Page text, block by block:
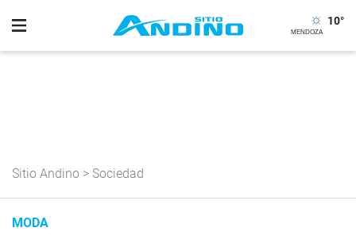
10°
Sitio Andino > Sociedad
MODA